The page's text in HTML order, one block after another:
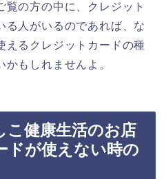
覧の方の中に、クレジット
る人がいるのであれば、な
えるクレジットカードの種
もしれませんよ。
こ健康生活のお店
ドが使えない時の